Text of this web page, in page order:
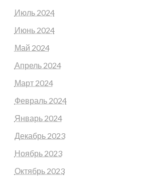
Июль 2024
Июнь 2024
Май 2024
Апрель 2024
Март 2024
Февраль 2024
Январь 2024
Декабрь 2023
Ноябрь 2023
Октябрь 2023